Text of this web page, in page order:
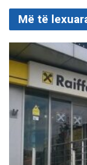
Më të